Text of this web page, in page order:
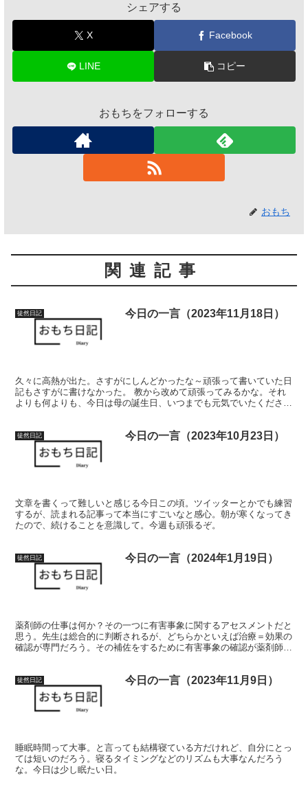
シェアする
X Facebook
LINE コピー
おもちをフォローする
おもち
関連記事
徒然日記 今日の一言（2023年11月18日）
久々に高熱が出た。さすがにしんどかったな～頑張って書いていた日
記もさすがに書けなかった。 教から改めて頑張ってみるかな。それ
よりも何よりも、今日は母の誕生日、いつまでも元気でいたください
徒然日記 今日の一言（2023年10月23日）
文章を書くって難しいと感じる今日この頃。ツイッターとかでも練習
するが、読まれる記事って本当にすごいなと感心。朝が寒くなってき
たので、続けることを意識して。今週も頑張るぞ。
徒然日記 今日の一言（2024年1月19日）
薬剤師の仕事は何か？その一つに有害事象に関するアセスメントだと
思う。先生は総合的に判断されるが、どちらかといえば治療＝効果の
確認が専門だろう。その補佐をするために有害事象の確認が薬剤師に
なかったかもしれない。でも、見ていたら気付けたかもしれないとい
う反省。必ず次に活かす。後悔するぐらい反省したのだ、知識は持っ
ている。そこだけは自信を持っていい！！
徒然日記 今日の一言（2023年11月9日）
睡眠時間って大事。と言っても結構寝ている方だけれど、自分にとっ
ては短いのだろう。寝るタイミングなどのリズムも大事なんだろう
な。今日は少し眠たい日。